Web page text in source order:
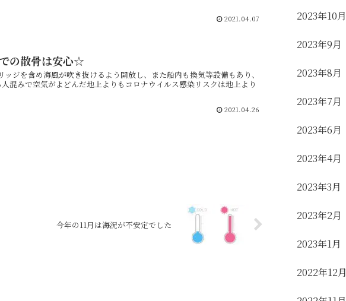
2021.04.07
の散骨は安心☆
ジを含め海風が吹き抜けるよう開放し、また船内も換気等設備もあり、
混みで空気がよどんだ地上よりもコロナウイルス感染リスクは地上より
2021.04.26
今年の11月は海況が不安定でした
2023年10月
2023年9月
2023年8月
2023年7月
2023年6月
2023年4月
2023年3月
2023年2月
2023年1月
2022年12月